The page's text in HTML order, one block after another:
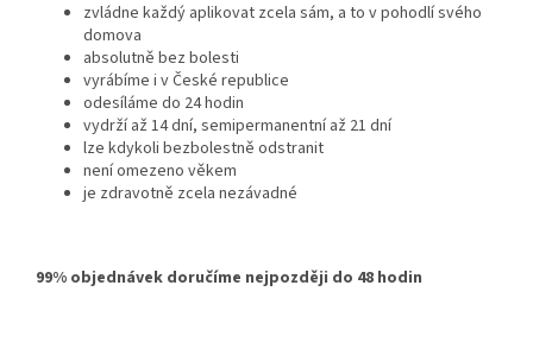
zvládne každý aplikovat zcela sám, a to v pohodlí svého
domova
absolutně bez bolesti
vyrábíme i v České republice
odesíláme do 24 hodin
vydrží až 14 dní, semipermanentní až 21 dní
lze kdykoli bezbolestně odstranit
není omezeno věkem
je zdravotně zcela nezávadné
99% objednávek doručíme nejpozději do 48 hodin